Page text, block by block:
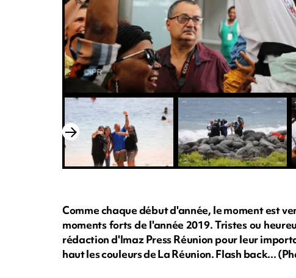
Comme chaque début d'année, le moment est
moments forts de l'année 2019. Tristes ou
rédaction d'Imaz Press Réunion pour leur
haut les couleurs de La Réunion. Flash back...